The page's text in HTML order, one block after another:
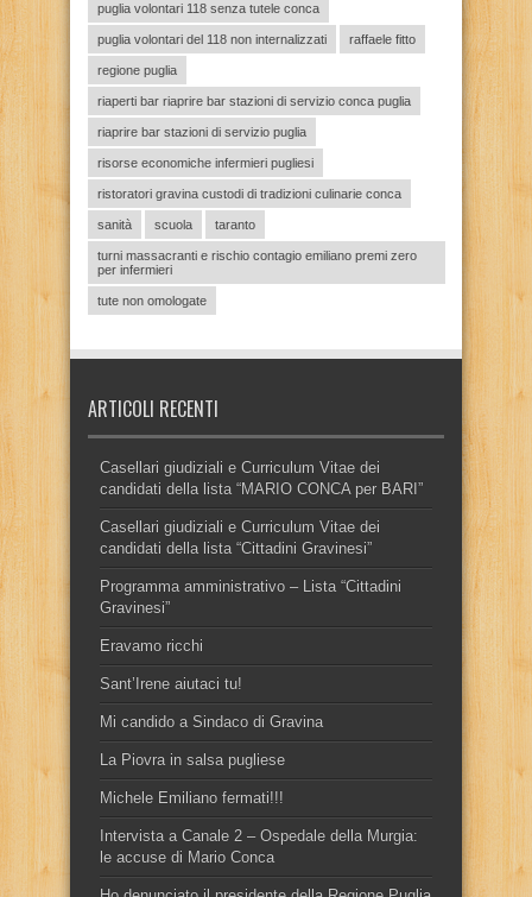
puglia volontari 118 senza tutele conca
puglia volontari del 118 non internalizzati raffaele fitto
regione puglia
riaperti bar riaprire bar stazioni di servizio conca puglia
riaprire bar stazioni di servizio puglia
risorse economiche infermieri pugliesi
ristoratori gravina custodi di tradizioni culinarie conca
sanità scuola taranto
turni massacranti e rischio contagio emiliano premi zero
per infermieri
tute non omologate
ARTICOLI RECENTI
Casellari giudiziali e Curriculum Vitae dei
candidati della lista “MARIO CONCA per BARI”
Casellari giudiziali e Curriculum Vitae dei
candidati della lista “Cittadini Gravinesi”
Programma amministrativo – Lista “Cittadini
Gravinesi”
Eravamo ricchi
Sant’Irene aiutaci tu!
Mi candido a Sindaco di Gravina
La Piovra in salsa pugliese
Michele Emiliano fermati!!!
Intervista a Canale 2 – Ospedale della Murgia:
le accuse di Mario Conca